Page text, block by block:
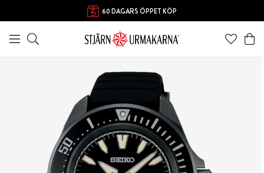
60 DAGARS ÖPPET KÖP
FRI FRAKT ÖVER 1000 KR